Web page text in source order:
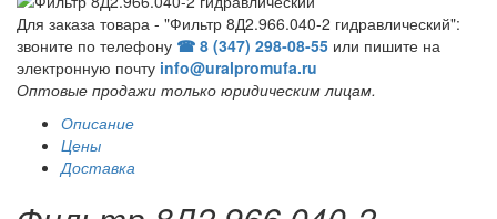
Для заказа товара - "Фильтр 8Д2.966.040-2 гидравлический":
звоните по телефону ☎ 8 (347) 298‑08‑55 или пишите на
электронную почту info@uralpromufa.ru
Оптовые продажи только юридическим лицам.
Описание
Цены
Доставка